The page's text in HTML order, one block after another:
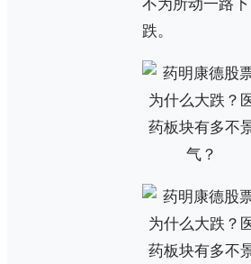
不为所动一路下
跌。